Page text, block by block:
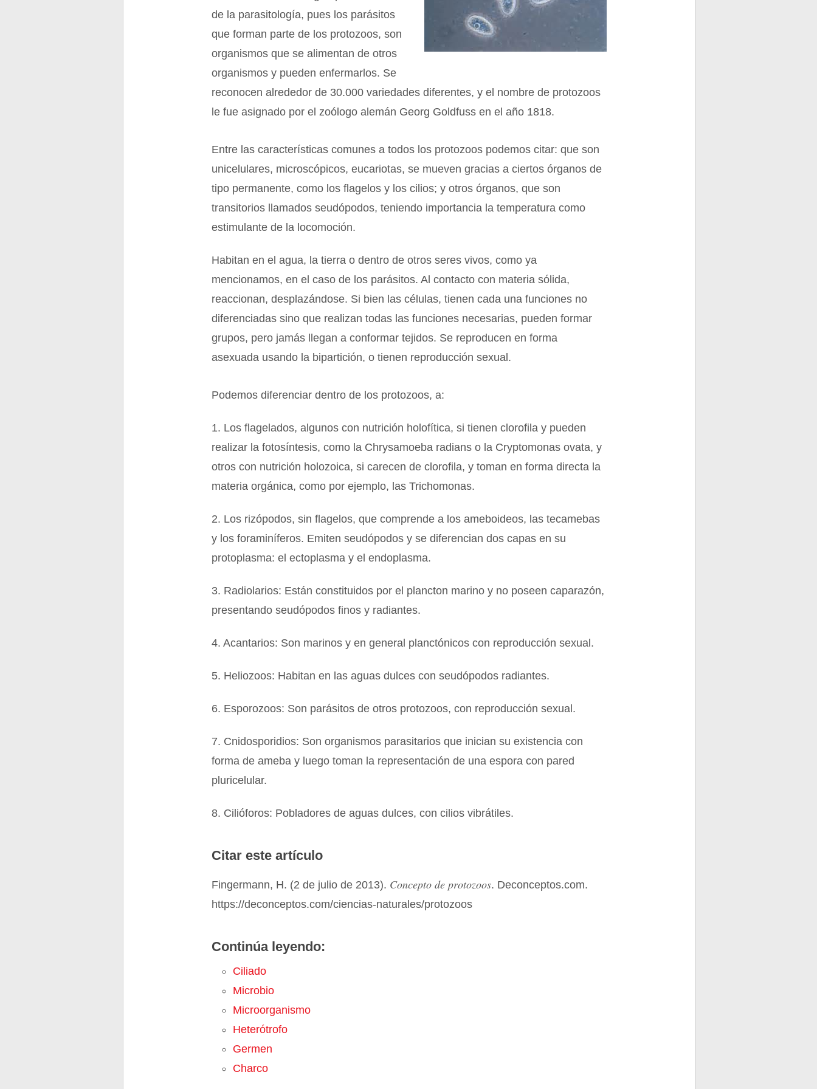
de la parasitología, pues los parásitos
que forman parte de los protozoos, son
organismos que se alimentan de otros
organismos y pueden enfermarlos. Se
reconocen alrededor de 30.000 variedades diferentes, y el nombre de protozoos
le fue asignado por el zoólogo alemán Georg Goldfuss en el año 1818.
Entre las características comunes a todos los protozoos podemos citar: que son
unicelulares, microscópicos, eucariotas, se mueven gracias a ciertos órganos de
tipo permanente, como los flagelos y los cilios; y otros órganos, que son
transitorios llamados seudópodos, teniendo importancia la temperatura como
estimulante de la locomoción.
Habitan en el agua, la tierra o dentro de otros seres vivos, como ya
mencionamos, en el caso de los parásitos. Al contacto con materia sólida,
reaccionan, desplazándose. Si bien las células, tienen cada una funciones no
diferenciadas sino que realizan todas las funciones necesarias, pueden formar
grupos, pero jamás llegan a conformar tejidos. Se reproducen en forma
asexuada usando la bipartición, o tienen reproducción sexual.
Podemos diferenciar dentro de los protozoos, a:
1. Los flagelados, algunos con nutrición holofítica, si tienen clorofila y pueden
realizar la fotosíntesis, como la Chrysamoeba radians o la Cryptomonas ovata, y
otros con nutrición holozoica, si carecen de clorofila, y toman en forma directa la
materia orgánica, como por ejemplo, las Trichomonas.
2. Los rizópodos, sin flagelos, que comprende a los ameboideos, las tecamebas
y los foraminíferos. Emiten seudópodos y se diferencian dos capas en su
protoplasma: el ectoplasma y el endoplasma.
3. Radiolarios: Están constituidos por el plancton marino y no poseen caparazón,
presentando seudópodos finos y radiantes.
4. Acantarios: Son marinos y en general planctónicos con reproducción sexual.
5. Heliozoos: Habitan en las aguas dulces con seudópodos radiantes.
6. Esporozoos: Son parásitos de otros protozoos, con reproducción sexual.
7. Cnidosporidios: Son organismos parasitarios que inician su existencia con
forma de ameba y luego toman la representación de una espora con pared
pluricelular.
8. Cilióforos: Pobladores de aguas dulces, con cilios vibrátiles.
Citar este artículo
Fingermann, H. (2 de julio de 2013). Concepto de protozoos. Deconceptos.com.
https://deconceptos.com/ciencias-naturales/protozoos
Continúa leyendo:
Ciliado
Microbio
Microorganismo
Heterótrofo
Germen
Charco